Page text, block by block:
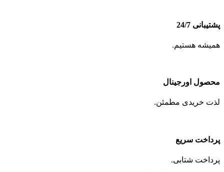
پشتیبانی 24/7
همیشه هستیم.
محصول اورجینال
لذت خریدی مطمئن.
پرداخت سریع
پرداخت شتابی.